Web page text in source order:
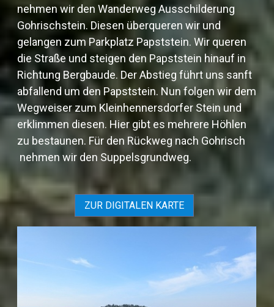
nehmen wir den Wanderweg Ausschilderung
Gohrischstein. Diesen überqueren wir und
gelangen zum Parkplatz Papststein. Wir queren
die Straße und steigen den Papststein hinauf in
Richtung Bergbaude. Der Abstieg führt uns sanft
abfallend um den Papststein. Nun folgen wir dem
Wegweiser zum Kleinhennersdorfer Stein und
erklimmen diesen. Hier gibt es mehrere Höhlen
zu bestaunen. Für den Rückweg nach Gohrisch
nehmen wir den Suppelsgrundweg.
ZUR DIGITALEN KARTE